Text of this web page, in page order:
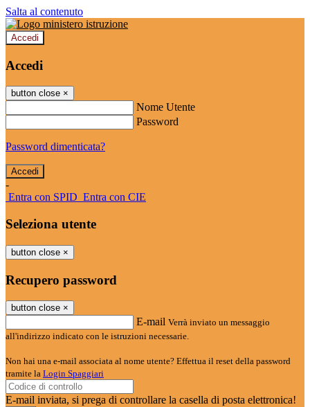
Salta al contenuto
Accedi
Accedi
button close ×
Nome Utente
Password
Password dimenticata?
-
Entra con SPID Entra con CIE
Seleziona utente
button close ×
Recupero password
button close ×
E-mail Verrà inviato un messaggio
all'indirizzo indicato con le istruzioni necessarie.
Non hai una e-mail associata al nome utente? Effettua il reset della password
tramite la Login Spaggiari
E-mail inviata, si prega di controllare la casella di posta elettronica!